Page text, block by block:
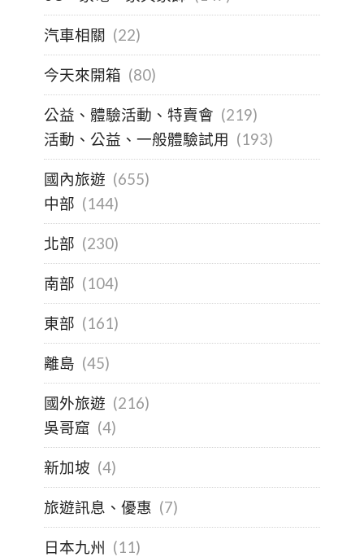
汽車相關 (22)
今天來開箱 (80)
公益、體驗活動、特賣會 (219)
活動、公益、一般體驗試用 (193)
國內旅遊 (655)
中部 (144)
北部 (230)
南部 (104)
東部 (161)
離島 (45)
國外旅遊 (216)
吳哥窟 (4)
新加坡 (4)
旅遊訊息、優惠 (7)
日本九州 (11)